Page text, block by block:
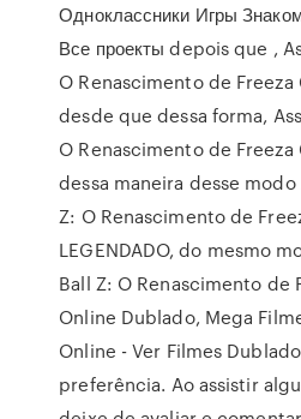
Одноклассники Игры
Все проекты depois que ,
O Renascimento de Freeza
desde que dessa forma,
O Renascimento de
dessa maneira desse
Z: O Renascimento de
LEGENDADO, do mesmo
Ball Z: O Renascimento de
Online Dublado, Mega
Online - Ver Filmes
preferência. Ao assistir